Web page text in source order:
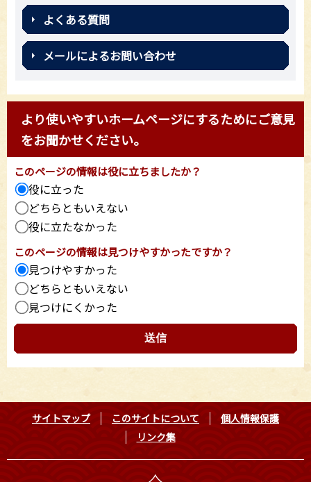
よくある質問
メールによるお問い合わせ
より使いやすいホームページにするためにご意見
をお聞かせください。
このページの情報は役に立ちましたか？
役に立った
どちらともいえない
役に立たなかった
このページの情報は見つけやすかったですか？
見つけやすかった
どちらともいえない
見つけにくかった
サイトマップ このサイトについて
個人情報保護
リンク集